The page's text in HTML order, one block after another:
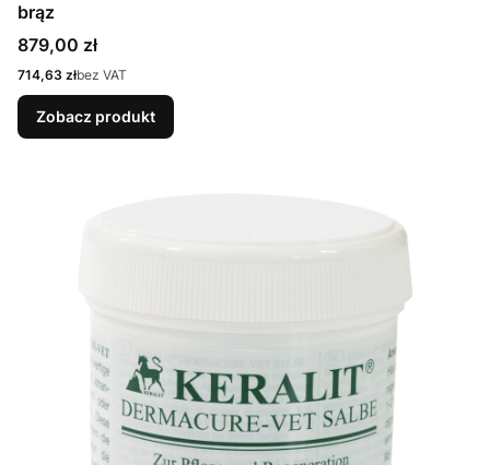
brąz
Cena
879,00 zł
Cena
714,63 złbez VAT
Zobacz produkt